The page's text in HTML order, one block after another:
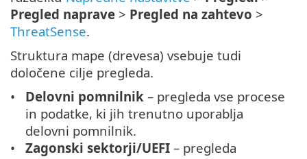
Pregled naprave > Pregled na zahtevo >
ThreatSense.
Struktura mape (drevesa) vsebuje tudi
določene cilje pregleda.
Delovni pomnilnik– pregleda vse procese
in podatke, ki jih trenutno uporablja
delovni pomnilnik.
Zagonski sektorji/UEFI – pregleda